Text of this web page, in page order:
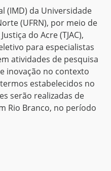
(IMD) da Universidade
(UFRN), por meio de
do Acre (TJAC),
para especialistas
atividades de pesquisa
inovação no contexto
estabelecidos no
serão realizadas de
Rio Branco, no período